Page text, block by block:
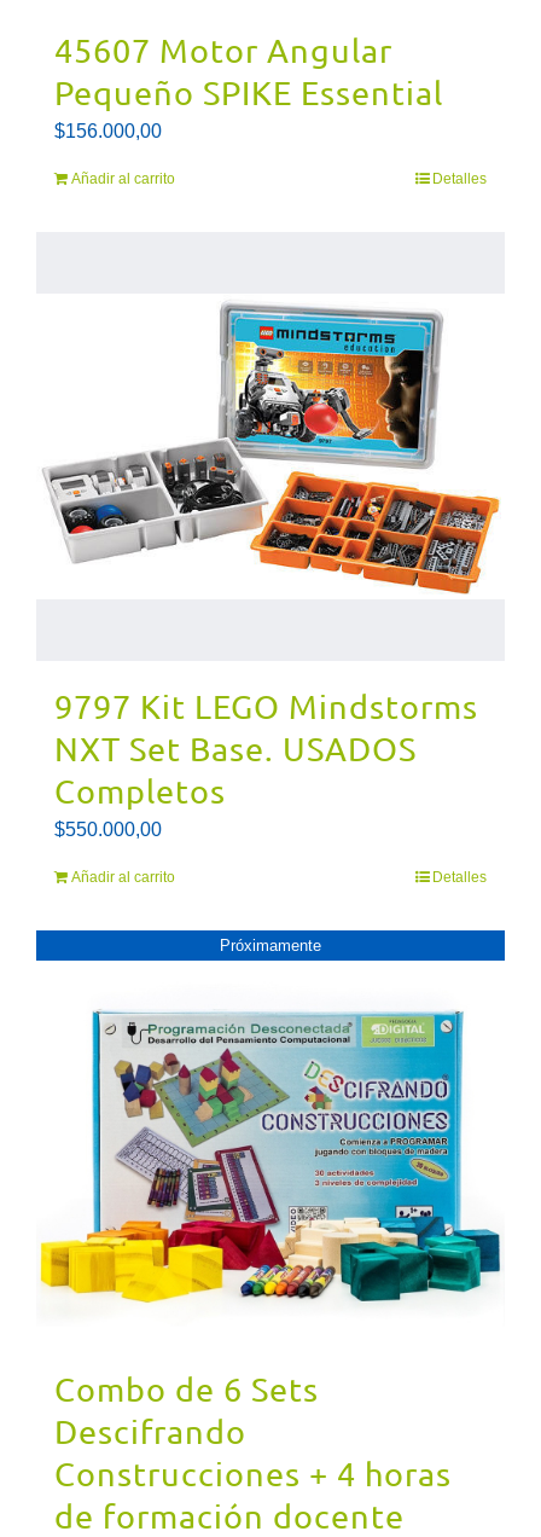
45607 Motor Angular
Pequeño SPIKE Essential
$156.000,00
Añadir al carrito Detalles
9797 Kit LEGO Mindstorms
NXT Set Base. USADOS
Completos
$550.000,00
Añadir al carrito Detalles
Próximamente
PRóXIMAMENTE
Combo de 6 Sets
Descifrando
Construcciones + 4 horas
de formación docente